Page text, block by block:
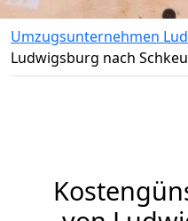
Umzugsunternehmen
Ludwigsburg nach